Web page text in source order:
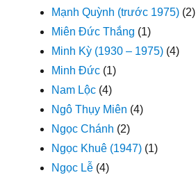
Mạnh Quỳnh (trước 1975) (2)
Miên Đức Thắng (1)
Minh Kỳ (1930 – 1975) (4)
Minh Đức (1)
Nam Lộc (4)
Ngô Thụy Miên (4)
Ngọc Chánh (2)
Ngọc Khuê (1947) (1)
Ngọc Lễ (4)